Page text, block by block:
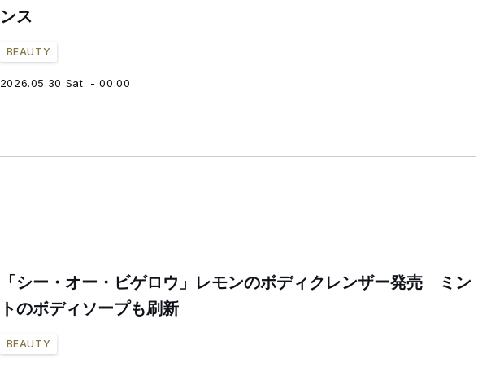
ンス
BEAUTY
2026.05.30 Sat. - 00:00
「シー・オー・ビゲロウ」レモンのボディクレンザー発売 ミン
トのボディソープも刷新
BEAUTY